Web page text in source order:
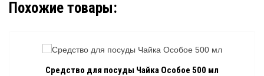
Похожие товары:
Средство для посуды Чайка Особое 500 мл